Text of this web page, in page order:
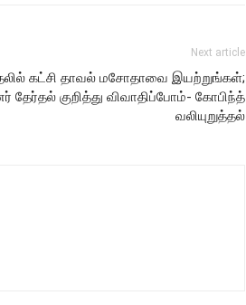
Next article
கட்சி தாவல் மசோதாவை இயற்றுங்கள்;
தேர்தல் குறித்து விவாதிப்போம்- கோபிந்த்
வலியுறுத்தல்